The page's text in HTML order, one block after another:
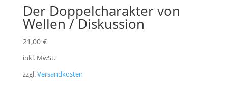
Der Doppelcharakter von
Wellen / Diskussion
21,00 €
inkl. MwSt.
zzgl.Versandkosten